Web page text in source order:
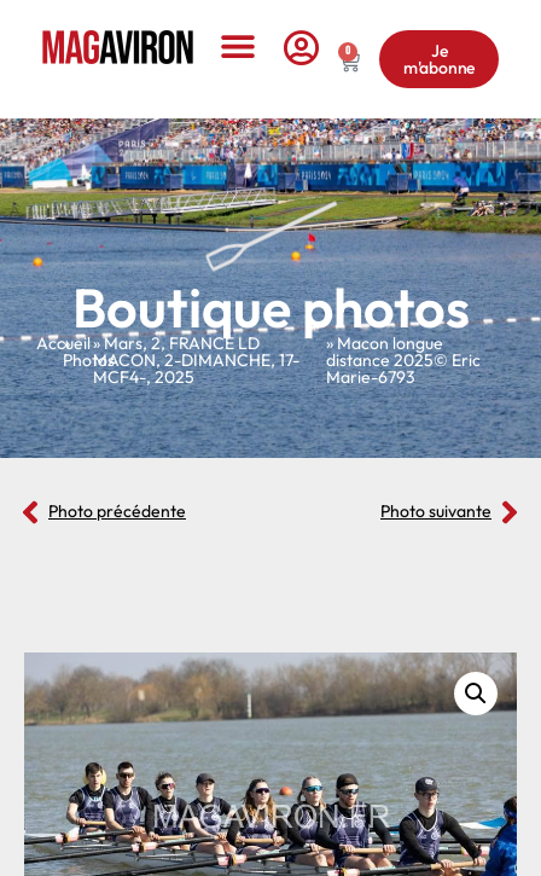
0 Je
m'abonne
Boutique photos
Accueil
»
Photos
»Mars,2,FRANCE LD
MACON,2-DIMANCHE,17-
MCF4-,2025
» Macon longue
distance 2025© Eric
Marie-6793
Photo précédente Photo suivante